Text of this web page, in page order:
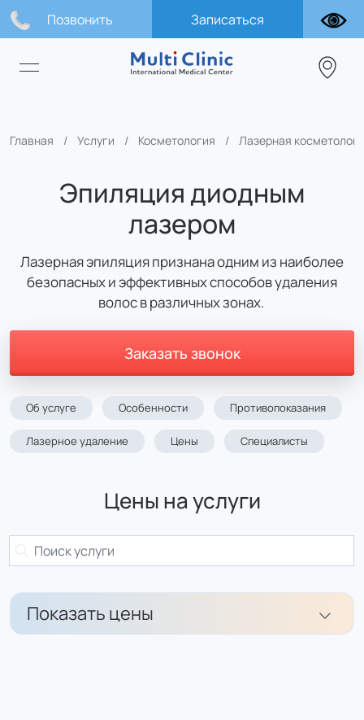
Позвонить Записаться
Главная Услуги Косметология Лазерная
Эпиляция диодным
лазером
Лазерная эпиляция признана одним из наиболее
безопасных и эффективных способов удаления
волос в различных зонах.
Заказать звонок
Об услуге Особенности Противопоказания
Лазерное удаление Цены Специалисты
Цены на услуги
Показать цены